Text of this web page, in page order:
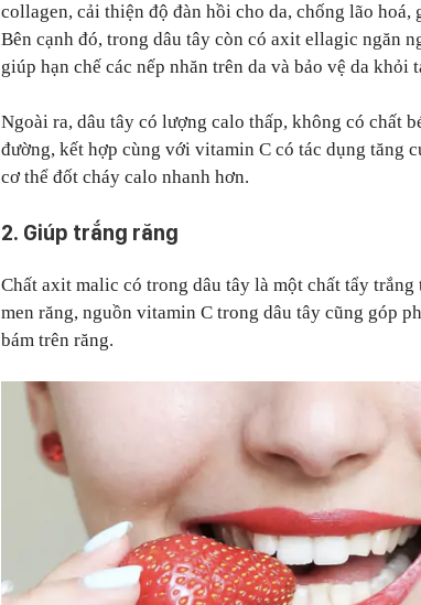
collagen, cải thiện độ đàn hồi cho da, chống lão
Bên cạnh đó, trong dâu tây còn có axit ellagic ngăn
giúp hạn chế các nếp nhăn trên da và bảo vệ da khỏi
Ngoài ra, dâu tây có lượng calo thấp, không có chất
đường, kết hợp cùng với vitamin C có tác dụng tăng
cơ thể đốt cháy calo nhanh hơn.
2. Giúp trắng răng
Chất axit malic có trong dâu tây là một chất tẩy
men răng, nguồn vitamin C trong dâu tây cũng góp
bám trên răng.